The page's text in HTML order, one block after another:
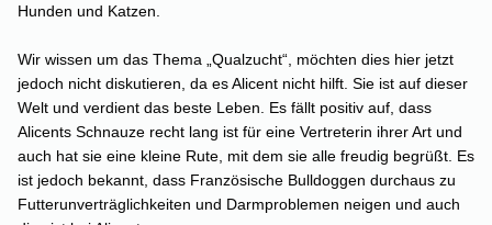
Hunden und Katzen.
Wir wissen um das Thema „Qualzucht“, möchten dies hier jetzt
jedoch nicht diskutieren, da es Alicent nicht hilft. Sie ist auf dieser
Welt und verdient das beste Leben. Es fällt positiv auf, dass
Alicents Schnauze recht lang ist für eine Vertreterin ihrer Art und
auch hat sie eine kleine Rute, mit dem sie alle freudig begrüßt. Es
ist jedoch bekannt, dass Französische Bulldoggen durchaus zu
Futterunverträglichkeiten und Darmproblemen neigen und auch